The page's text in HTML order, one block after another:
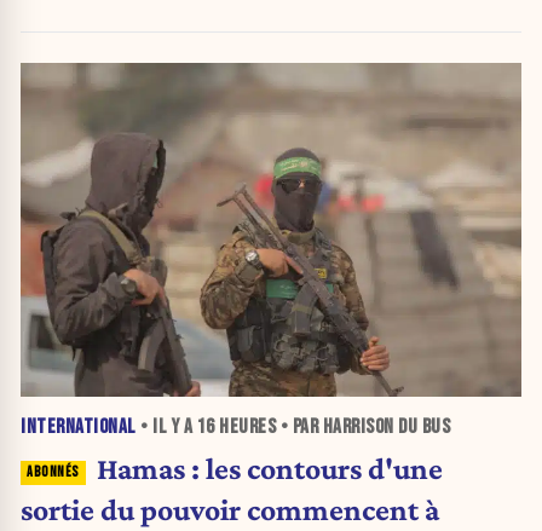
INTERNATIONAL • IL Y A 16 HEURES• PAR HARRISON DU BUS
Hamas : les contours d'une
sortie du pouvoir commencent à